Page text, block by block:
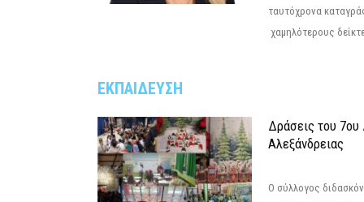
ταυτόχρονα
χαμηλότερους
ΕΚΠΑΙΔΕΥΣΗ
Δράσεις του 7ου
Αλεξάνδρειας
Ο σύλλογος